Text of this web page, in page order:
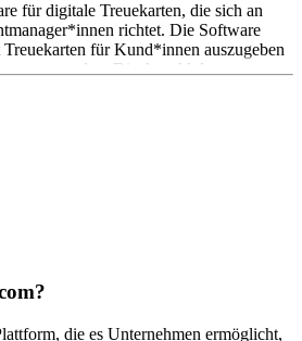
für digitale Treuekarten, die sich an
richtet. Die Software
für Kund*innen auszugeben
zu senden. Die Anzahl der
Vielfalt der Belohnungskarten variieren
Preise beginnen bei $ 5,99 pro Monat
bis zu $ 58,99 pro Monat für das
die es Unternehmen ermöglicht,